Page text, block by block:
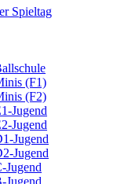
Spieltag
(F1)
(F2)
Jugend
Jugend
Jugend
Jugend
Jugend
Jugend